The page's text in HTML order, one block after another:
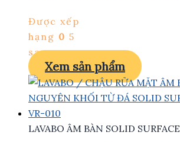
Được xếp
hạng 0 5
sao
Xem sản phẩm
LAVABO ÂM BÀN SOLID SURFACE